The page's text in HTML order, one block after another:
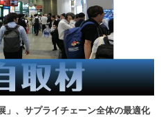
」、サプライチェーン全体の最適化